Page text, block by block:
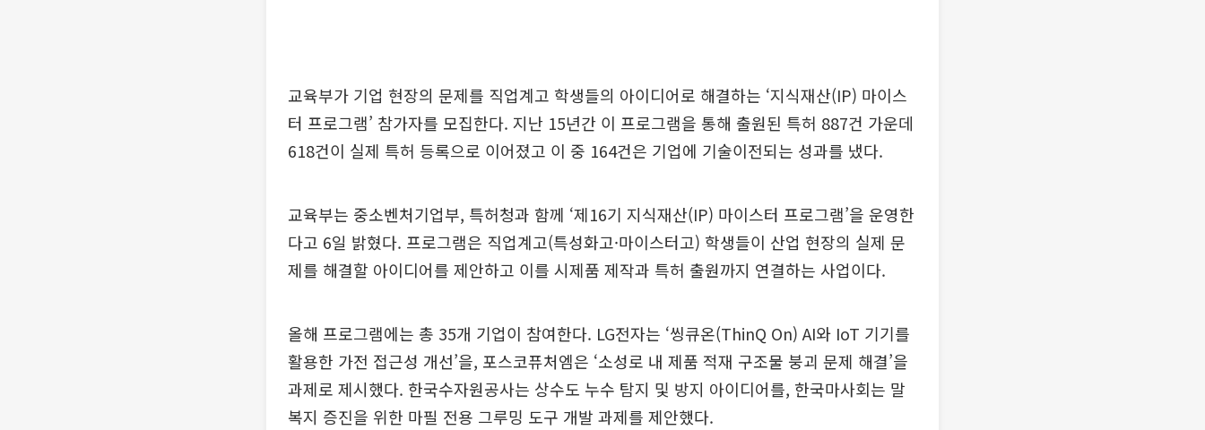
교육부가 기업 현장의 문제를 직업계고 학생들의 아이디어로 해결하는 ‘지식재산(IP) 마이스
터 프로그램’ 참가자를 모집한다. 지난 15년간 이 프로그램을 통해 출원된 특허 887건 가운데
618건이 실제 특허 등록으로 이어졌고 이 중 164건은 기업에 기술이전되는 성과를 냈다.
교육부는 중소벤처기업부, 특허청과 함께 ‘제16기 지식재산(IP) 마이스터 프로그램’을 운영한
다고 6일 밝혔다. 프로그램은 직업계고(특성화고·마이스터고) 학생들이 산업 현장의 실제 문
제를 해결할 아이디어를 제안하고 이를 시제품 제작과 특허 출원까지 연결하는 사업이다.
올해 프로그램에는 총 35개 기업이 참여한다. LG전자는 ‘씽큐온(ThinQ On) AI와 IoT 기기를
활용한 가전 접근성 개선’을, 포스코퓨처엠은 ‘소성로 내 제품 적재 구조물 붕괴 문제 해결’을
과제로 제시했다. 한국수자원공사는 상수도 누수 탐지 및 방지 아이디어를, 한국마사회는 말
복지 증진을 위한 마필 전용 그루밍 도구 개발 과제를 제안했다.